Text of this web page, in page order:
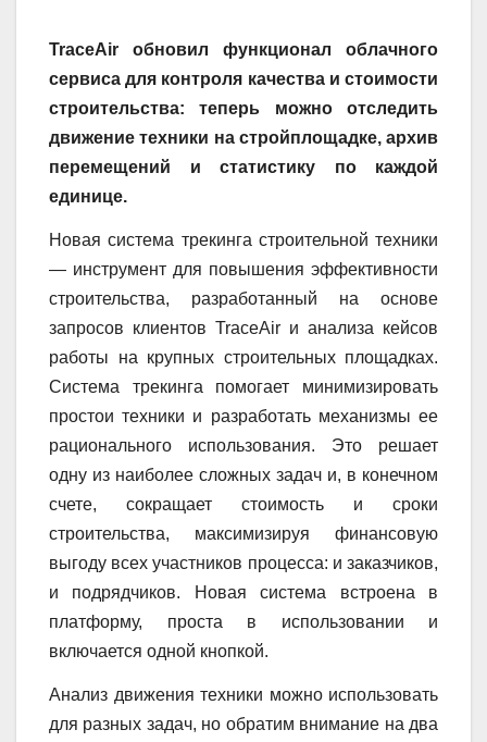
TraceAir обновил функционал облачного
сервиса для контроля качества и стоимости
строительства: теперь можно отследить
движение техники на стройплощадке, архив
перемещений и статистику по каждой
единице.
Новая система трекинга строительной техники
— инструмент для повышения эффективности
строительства, разработанный на основе
запросов клиентов TraceAir и анализа кейсов
работы на крупных строительных площадках.
Система трекинга помогает минимизировать
простои техники и разработать механизмы ее
рационального использования. Это решает
одну из наиболее сложных задач и, в конечном
счете, сокращает стоимость и сроки
строительства, максимизируя финансовую
выгоду всех участников процесса: и заказчиков,
и подрядчиков. Новая система встроена в
платформу, проста в использовании и
включается одной кнопкой.
Анализ движения техники можно использовать
для разных задач, но обратим внимание на два